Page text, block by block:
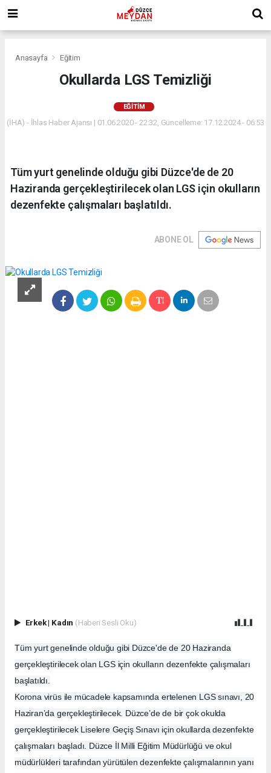
Anasayfa Eğitim
Okullarda LGS Temizliği
EĞITIM
(İHA) - İhlas Haber Ajansı | 01.06.2020 - 22:32, Güncelleme: 17.12.2024 - 06:53
Tüm yurt genelinde olduğu gibi Düzce'de de 20
Haziranda gerçekleştirilecek olan LGS için okulların
dezenfekte çalışmaları başlatıldı.
ABONE OL
Erkek| Kadın (Haberi Sesli Oku)
Tüm yurt genelinde olduğu gibi Düzce'de de 20 Haziranda
gerçekleştirilecek olan LGS için okulların dezenfekte çalışmaları
başlatıldı.
Korona virüs ile mücadele kapsamında ertelenen LGS sınavı, 20
Haziran’da gerçekleştirilecek. Düzce’de de bir çok okulda
gerçekleştirilecek Liselere Geçiş Sınavı için okullarda dezenfekte
çalışmaları başladı. Düzce İl Milli Eğitim Müdürlüğü ve okul
müdürlükleri tarafından yürütülen dezenfekte çalışmalarının yanı